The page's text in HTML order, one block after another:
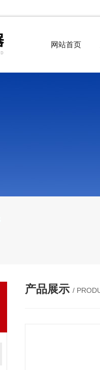
网站首页
产品展示 /